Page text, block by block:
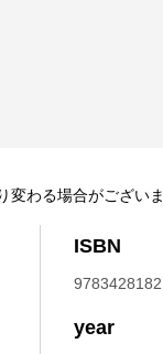
ISBN
year
変わる場合がござい